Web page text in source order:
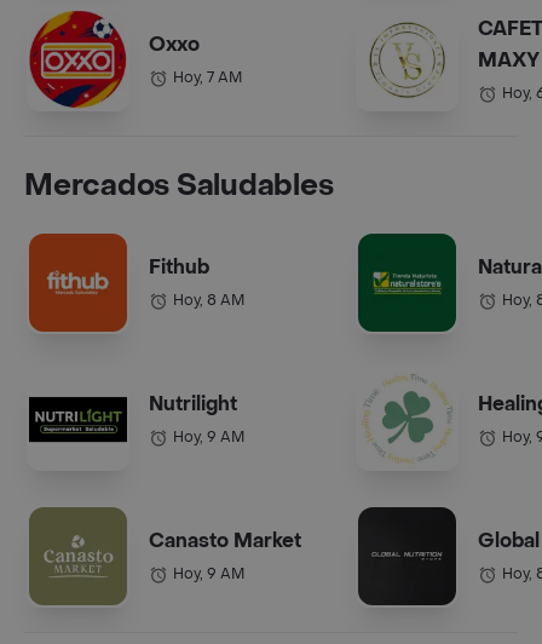
Oxxo
Hoy, 7 AM
COL.).
Hoy,
Mercados Saludables
Fithub
Hoy, 8 AM
Nutrilight
Hoy, 9 AM
Canasto Market
Hoy, 9 AM
Hoy,
Hoy,
Hoy,